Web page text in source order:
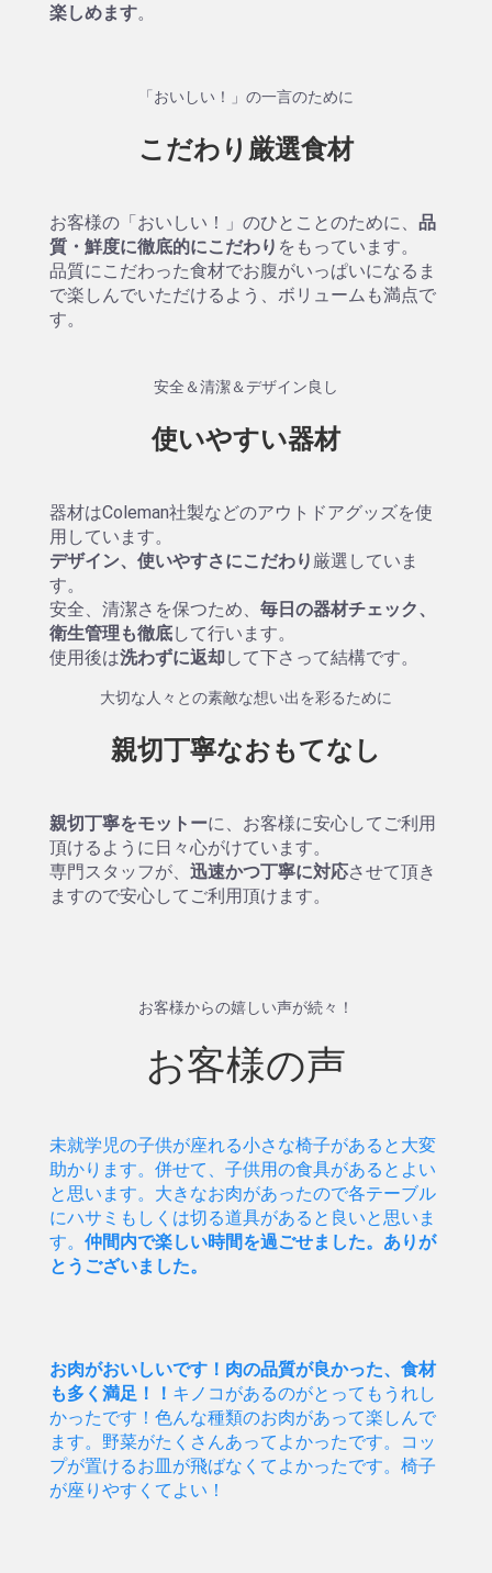
楽しめます。
「おいしい！」の一言のために
こだわり厳選食材
お客様の「おいしい！」のひとことのために、 品
質・鮮度に徹底的にこだわり をもっています。
品質にこだわった食材でお腹がいっぱいになるま
で楽しんでいただけるよう、ボリュームも満点で
す。
安全＆清潔＆デザイン良し
使いやすい器材
器材はColeman社製などのアウトドアグッズを使
用しています。
デザイン、使いやすさにこだわり 厳選していま
す。
安全、清潔さを保つため、 毎日の器材チェック、
衛生管理も徹底して行います。
使用後は洗わずに返却して下さって結構です。
大切な人々との素敵な想い出を彩るために
親切丁寧なおもてなし
親切丁寧をモットーに、お客様に安心してご利用
頂けるように日々心がけています。
専門スタッフが、 迅速かつ丁寧に対応させて頂き
ますので安心してご利用頂けます。
お客様からの嬉しい声が続々！
お客様の声
未就学児の子供が座れる小さな椅子があると大変
助かります。併せて、子供用の食具があるとよい
と思います。大きなお肉があったので各テーブル
にハサミもしくは切る道具があると良いと思いま
す。 仲間内で楽しい時間を過ごせました。ありが
とうございました。
お肉がおいしいです！肉の品質が良かった、食材
も多く満足！！ キノコがあるのがとってもうれし
かったです！色んな種類のお肉があって楽しんで
ます。野菜がたくさんあってよかったです。コッ
プが置けるお皿が飛ばなくてよかったです。椅子
が座りやすくてよい！